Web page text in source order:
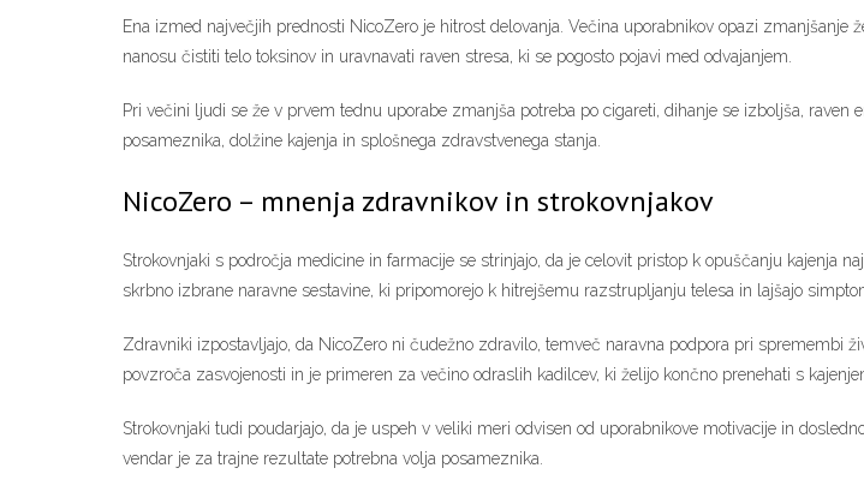
Ena izmed največjih prednosti NicoZero je hitrost delovanja. Večina uporabnikov opazi
nanosu čistiti telo toksinov in uravnavati raven stresa, ki se pogosto pojavi med odvajanjem.
Pri večini ljudi se že v prvem tednu uporabe zmanjša potreba po cigareti, dihanje se izboljša,
posameznika, dolžine kajenja in splošnega zdravstvenega stanja.
NicoZero – mnenja zdravnikov in strokovnjakov
Strokovnjaki s področja medicine in farmacije se strinjajo, da je celovit pristop k opuščanju kajenja
skrbno izbrane naravne sestavine, ki pripomorejo k hitrejšemu razstrupljanju telesa in lajšajo
Zdravniki izpostavljajo, da NicoZero ni čudežno zdravilo, temveč naravna podpora pri spremembi
povzroča zasvojenosti in je primeren za večino odraslih kadilcev, ki želijo končno prenehati s
Strokovnjaki tudi poudarjajo, da je uspeh v veliki meri odvisen od uporabnikove motivacije in
vendar je za trajne rezultate potrebna volja posameznika.